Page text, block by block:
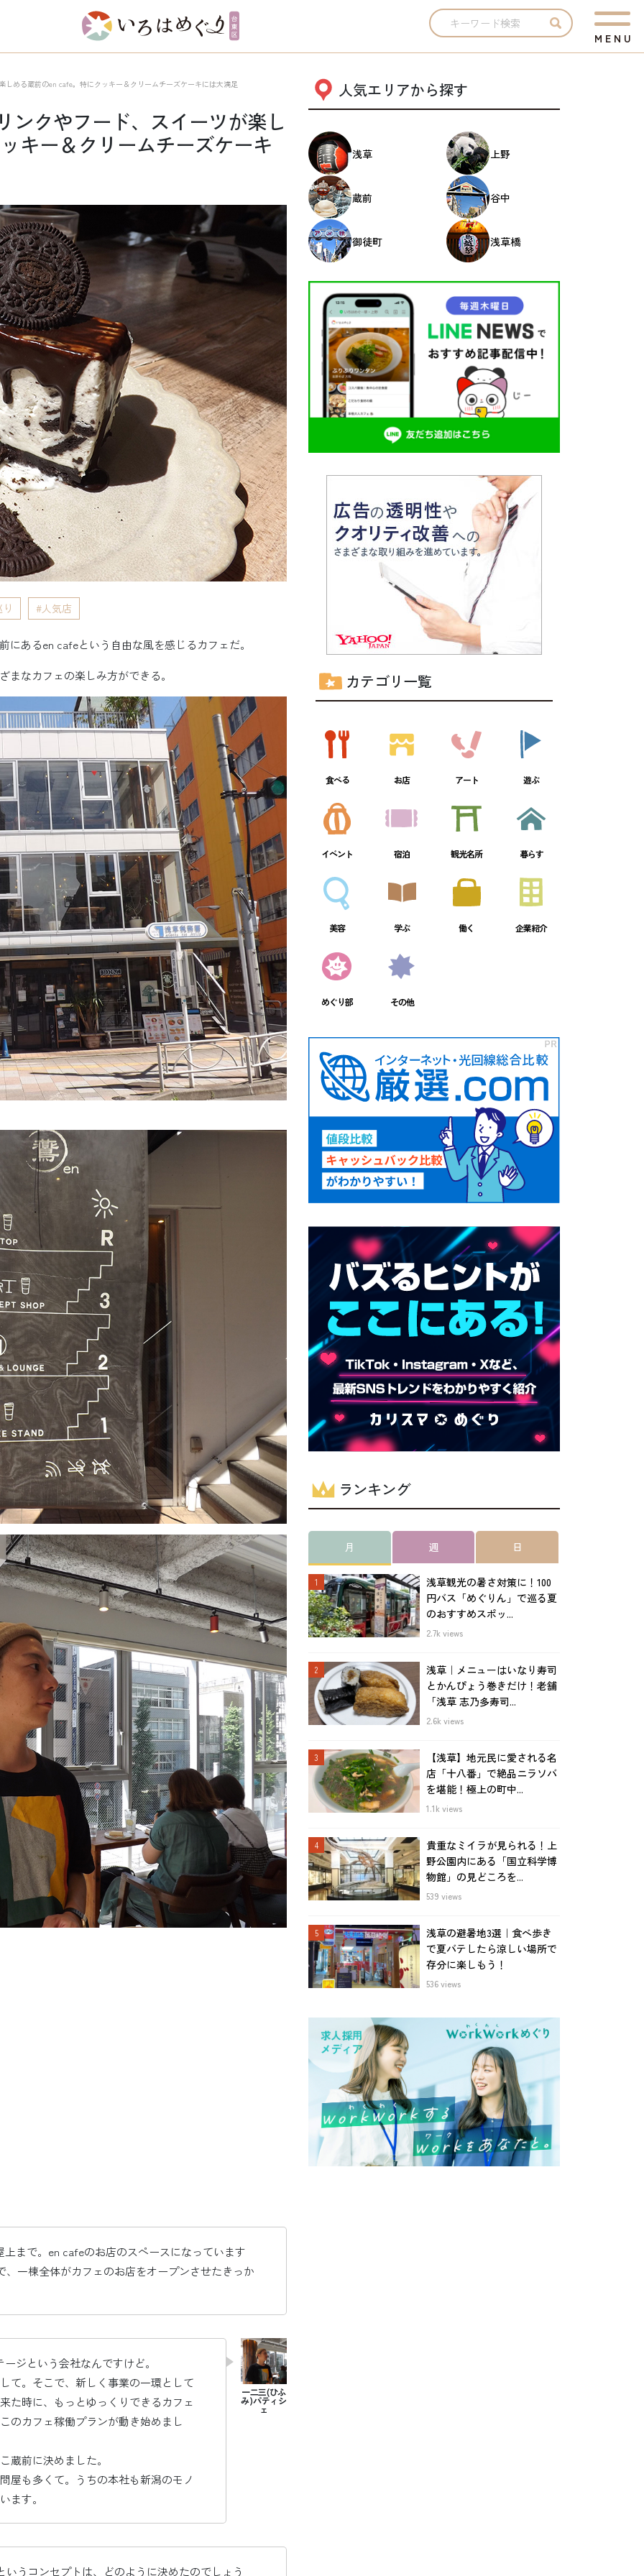
M E N U
しめる蔵前のen cafe。特にクッキー＆クリームチーズケーキには大満足
ンクやフード、スイーツが楽し
キー＆クリームチーズケーキ
人気店
あるen cafeという自由な風を感じるカフェだ。
なカフェの楽しみ方ができる。
上まで。en cafeのお店のスペースになっています
一棟全体がカフェのお店をオープンさせたきっか
ジという会社なんですけど。
て。そこで、新しく事業の一環として
た時に、もっとゆっくりできるカフェ
のカフェ稼働プランが動き始めまし
蔵前に決めました。
屋も多くて。うちの本社も新潟のモノ
ます。
うコンセプトは、どのように決めたのでしょう
人気エリアから探す
浅草 上野
蔵前 谷中
御徒町 浅草橋
カテゴリ一覧
食べる お店 アート 遊ぶ
イベント 宿泊 観光名所 暮らす
美容 学ぶ 働く 企業紹介
めぐり部 その他
ランキング
月 週 日
浅草観光の暑さ対策に！100
円バス「めぐりん」で巡る夏
のおすすめスポッ...
2.7k views
浅草｜メニューはいなり寿司
とかんぴょう巻きだけ！老舗
「浅草 志乃多寿司...
2.6k views
【浅草】地元民に愛される名
店「十八番」で絶品ニラソバ
を堪能！極上の町中...
1.1k views
貴重なミイラが見られる！上
野公園内にある「国立科学博
物館」の見どころを...
539 views
浅草の避暑地3選｜食べ歩き
で夏バテしたら涼しい場所で
存分に楽しもう！
536 views